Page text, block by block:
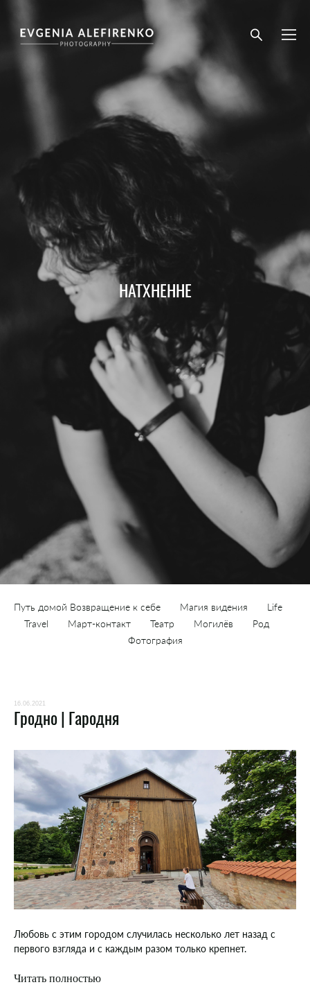
НАТХНЕННЕ
Путь домой Возвращение к себе Магия видения
Life
Travel
Март-контакт Театр Могилёв
Род
Фотография
Любовь с этим городом случилась несколько лет назад с
первого взгляда и с каждым разом только крепнет.
Читать полностью
16.06.2021
Гродно | Гародня